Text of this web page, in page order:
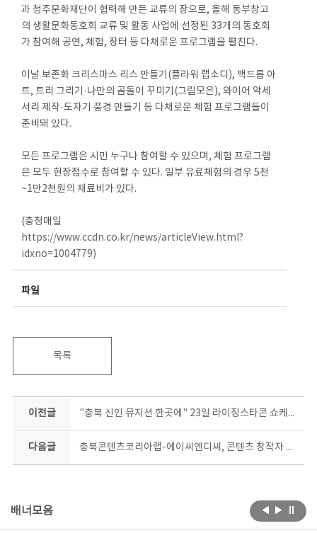
과 청주문화재단이 협력해 만든 교류의 장으로, 올해 동부창고
의 생활문화동호회 교류 및 활동 사업에 선정된 33개의 동호회
가 참여해 공연, 체험, 장터 등 다채로운 프로그램을 펼친다.
이날 보존화 크리스마스 리스 만들기(플라워 랩소디), 백드롭 아
트, 트리 그리기·나만의 곰돌이 꾸미기(그림모은), 와이어 악세
서리 제작·도자기 풍경 만들기 등 다채로운 체험 프로그램들이
준비돼 있다.
모든 프로그램은 시민 누구나 참여할 수 있으며, 체험 프로그램
은 모두 현장접수로 참여할 수 있다. 일부 유료체험의 경우 5천
~1만2천원의 재료비가 있다.
(충청매일
https://www.ccdn.co.kr/news/articleView.html?
idxno=1004779)
파일
목록
이전글 "충북 신인 뮤지션 한곳에" 23일 라이징스타콘 쇼케이스
다음글 충북콘텐츠코리아랩-에이씨엔디씨, 콘텐츠 창작자 육성 업무협약
배너모음